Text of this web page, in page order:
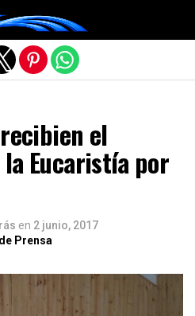
el
Eucaristía por
en 2 junio, 2017
Prensa
versión móvil